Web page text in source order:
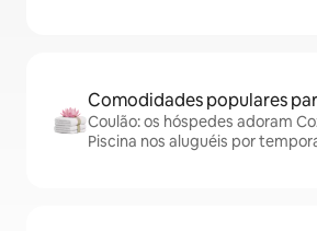
Comodidades populares
Coulão: os hóspedes adoram
Piscina nos aluguéis por